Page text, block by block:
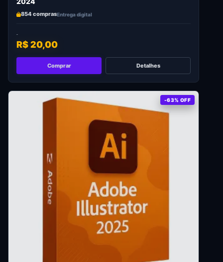
854 comprasEntrega digital
R$ 20,00
Comprar Detalhes
-63% OFF